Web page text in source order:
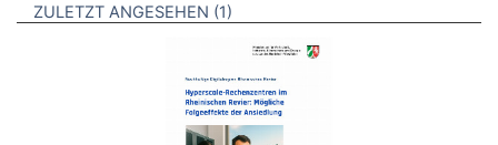
ZULETZT ANGESEHEN 1 BROSCHÜREN